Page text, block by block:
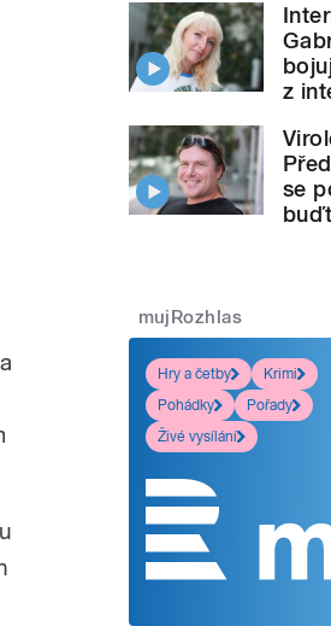
z
se
mujRozhlas
Hry a četby
Krimi
Pohádky
Pořady
Živé vysílání